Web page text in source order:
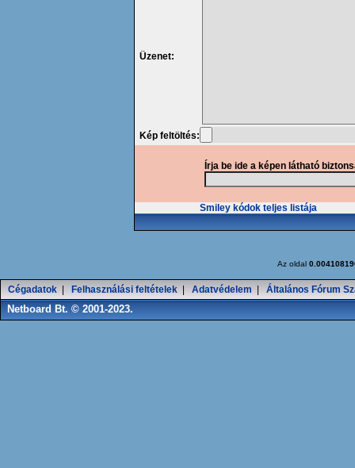
Üzenet:
Kép feltöltés:
Írja be ide a képen látható
Smiley kódok teljes listája
Az oldal
Cégadatok Felhasználási feltételek Adatvédelem Általános Fórum
Netboard Bt. © 2001-2023.